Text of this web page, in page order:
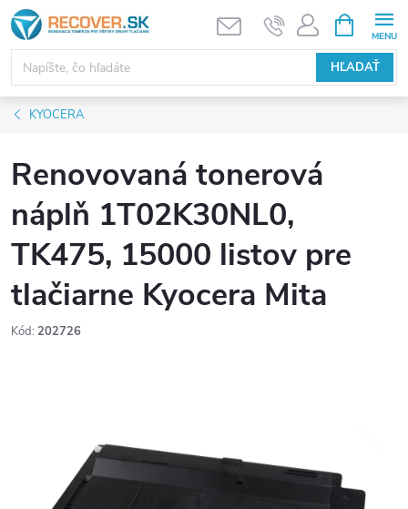
Prejsť
na
obsah
HĽADAŤ
KOŠÍK
KYOCERA
Renovovaná tonerová
náplň 1T02K30NL0,
TK475, 15000 listov pre
tlačiarne Kyocera Mita
Kód: 202726